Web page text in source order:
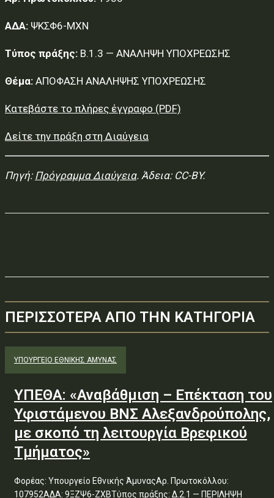
ΑΔΑ: ΨΚΣΦ6-ΜΧΝ
Τύπος πράξης: Β.1.3 — ΑΝΑΛΗΨΗ ΥΠΟΧΡΕΩΣΗΣ
Θέμα: ΑΠΟΦΑΣΗ ΑΝΑΛΗΨΗΣ ΥΠΟΧΡΕΩΣΗΣ
Κατεβάστε το πλήρες έγγραφο (PDF)
Δείτε την πράξη στη Διαύγεια
Πηγή: Πρόγραμμα Διαύγεια. Άδεια: CC-BY.
ΠΕΡΙΣΣΟΤΕΡΑ ΑΠΟ ΤΗΝ ΚΑΤΗΓΟΡΙΑ
ΥΠΟΥΡΓΕΊΟ ΕΘΝΙΚΉΣ ΆΜΥΝΑΣ
ΥΠΕΘΑ: «Αναβάθμιση – Επέκταση του
Υφιστάμενου ΒΝΣ Αλεξανδρούπολης,
με σκοπό τη λειτουργία Βρεφικού
Τμήματος»
Φορέας: Υπουργείο Εθνικής ΆμυναςΑρ. Πρωτοκόλλου:
107952ΑΔΑ: 9ΞΖΨ6-ΖΧΒΤύπος πράξης: Δ.2.1 — ΠΕΡΙΛΗΨΗ